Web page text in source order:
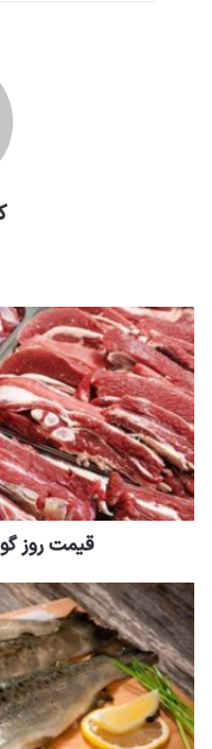
قیمت روز گوشت